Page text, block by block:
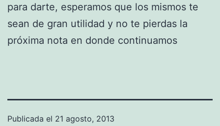
para darte, esperamos que los mismos te
sean de gran utilidad y no te pierdas la
próxima nota en donde continuamos
Publicada el 21 agosto, 2013